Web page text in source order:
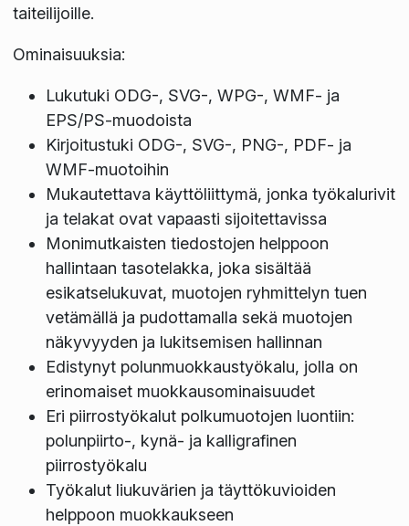
taiteilijoille.
Ominaisuuksia:
Lukutuki ODG-, SVG-, WPG-, WMF- ja
EPS/PS-muodoista
Kirjoitustuki ODG-, SVG-, PNG-, PDF- ja
WMF-muotoihin
Mukautettava käyttöliittymä, jonka työkalurivit
ja telakat ovat vapaasti sijoitettavissa
Monimutkaisten tiedostojen helppoon
hallintaan tasotelakka, joka sisältää
esikatselukuvat, muotojen ryhmittelyn tuen
vetämällä ja pudottamalla sekä muotojen
näkyvyyden ja lukitsemisen hallinnan
Edistynyt polunmuokkaustyökalu, jolla on
erinomaiset muokkausominaisuudet
Eri piirrostyökalut polkumuotojen luontiin:
polunpiirto-, kynä- ja kalligrafinen
piirrostyökalu
Työkalut liukuvärien ja täyttökuvioiden
helppoon muokkaukseen